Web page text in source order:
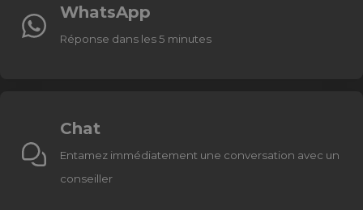
WhatsApp
Réponse dans les 5 minutes
Chat
Entamez immédiatement une conversation avec un
conseiller